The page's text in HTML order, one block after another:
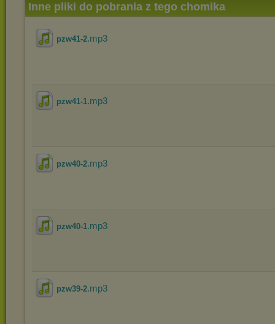
Inne pliki do pobrania z tego chomika
pzw41-2.mp3
pzw41-1.mp3
pzw40-2.mp3
pzw40-1.mp3
pzw39-2.mp3